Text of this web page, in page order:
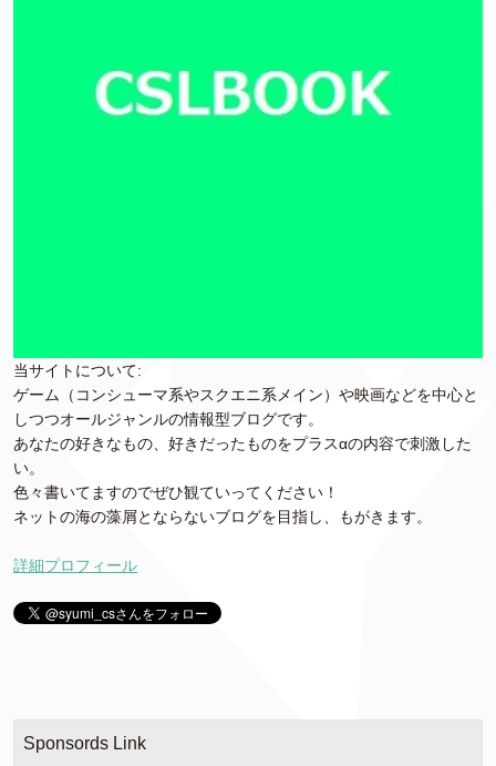
当サイトについて:
ゲーム（コンシューマ系やスクエニ系メイン）や映画などを中心と
しつつオールジャンルの情報型ブログです。
あなたの好きなもの、好きだったものをプラスαの内容で刺激した
い。
色々書いてますのでぜひ観ていってください！
ネットの海の藻屑とならないブログを目指し、もがきます。
詳細プロフィール
Sponsords Link